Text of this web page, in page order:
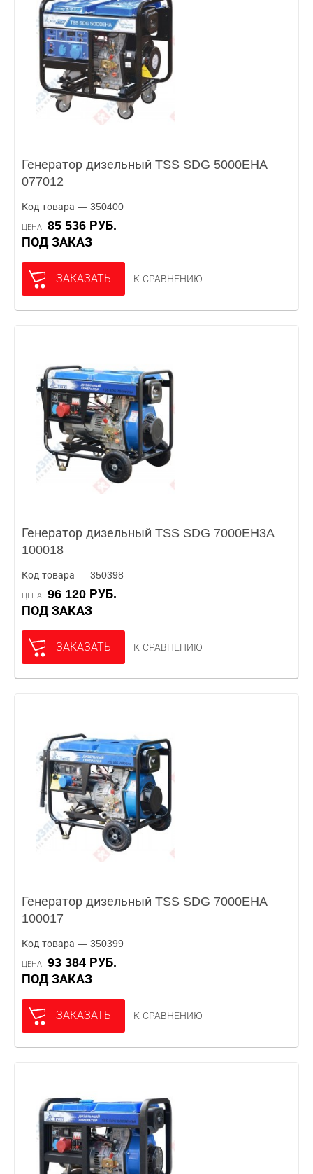
Генератор дизельный TSS SDG 5000EHA
077012
Код товара — 350400
ЦЕНА
85 536 РУБ.
ПОД ЗАКАЗ
ЗАКАЗАТЬ К СРАВНЕНИЮ
Генератор дизельный TSS SDG 7000EH3A
100018
Код товара — 350398
ЦЕНА
96 120 РУБ.
ПОД ЗАКАЗ
ЗАКАЗАТЬ К СРАВНЕНИЮ
Генератор дизельный TSS SDG 7000EHA
100017
Код товара — 350399
ЦЕНА
93 384 РУБ.
ПОД ЗАКАЗ
ЗАКАЗАТЬ К СРАВНЕНИЮ